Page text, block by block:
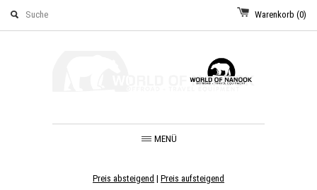
Warenkorb (0)
MENÜ
Preis absteigend | Preis aufsteigend